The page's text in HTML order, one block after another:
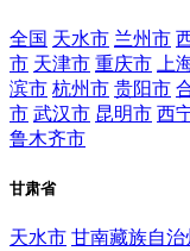
全国 天水市 兰州市
市 天津市 重庆市 上
滨市 杭州市 贵阳市
市 武汉市 昆明市 西
鲁木齐市
甘肃省
天水市 甘南藏族自治